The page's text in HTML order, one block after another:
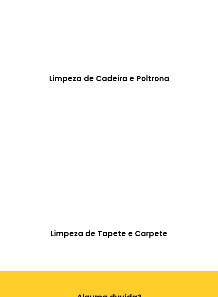
Limpeza de Cadeira e Poltrona
Limpeza de Tapete e Carpete